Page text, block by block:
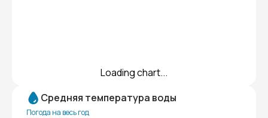
Loading chart...
Средняя температура воды
Погода на весь год